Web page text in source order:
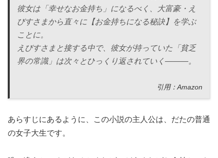
彼女は「幸せなお金持ち」になるべく、大富豪・え
びすさまから直々に【お金持ちになる秘訣】を学ぶ
ことに。
えびすさまと接する中で、彼女が持っていた「貧乏
界の常識」は次々とひっくり返されていく―――。
引用：Amazon
あらすじにあるように、この小説の主人公は、だたの普通
の女子大生です。